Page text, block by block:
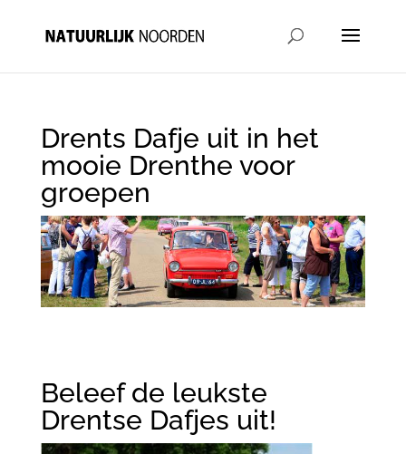
Drents Dafje uit in het
mooie Drenthe voor
groepen
Beleef de leukste
Drentse Dafjes uit!